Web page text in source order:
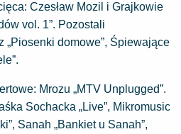
Czesław Mozil i Grajkowie
vol. 1”. Pozostali
„Piosenki domowe”, Śpiewające
Mrozu „MTV Unplugged”.
Sochacka „Live”, Mikromusic
Sanah „Bankiet u Sanah”,